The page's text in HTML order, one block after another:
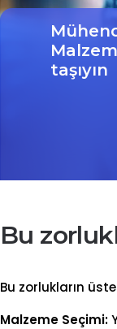
taşıyın
Bu
Bu zorlukların
Malzeme Seçimi: